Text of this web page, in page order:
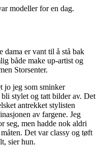
modeller for en dag.
dama er vant til å stå bak
både make up-artist og
Storsenter.
jo jeg som sminker
stylet og tatt bilder av. Det
antrekket stylisten
av fargene. Jeg
seg, men hadde nok aldri
Det var classy og tøft
sier hun.